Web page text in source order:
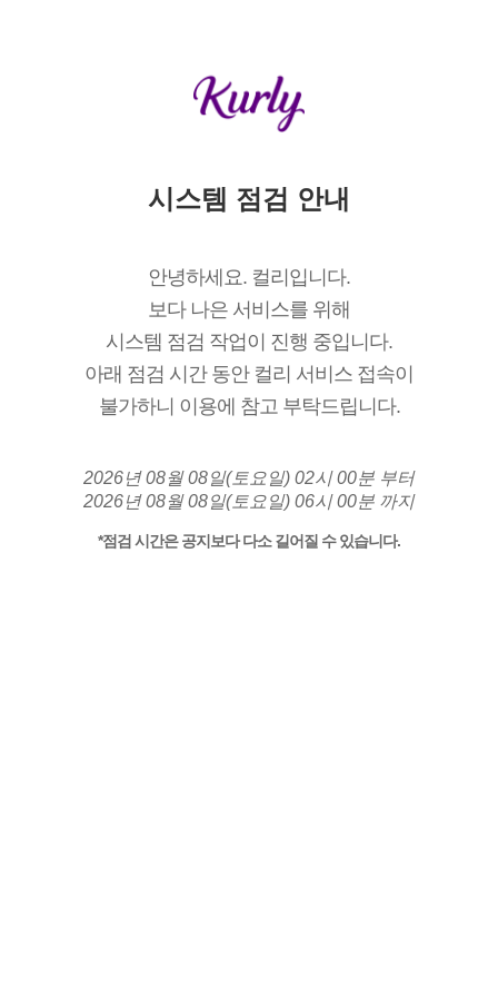
시스템 점검 안내
안녕하세요. 컬리입니다.
보다 나은 서비스를 위해
시스템 점검 작업이 진행 중입니다.
아래 점검 시간 동안 컬리 서비스 접속이
불가하니 이용에 참고 부탁드립니다.
2026년 08월 08일(토요일) 02시 00분 부터
2026년 08월 08일(토요일) 06시 00분 까지
*점검 시간은 공지보다 다소 길어질 수 있습니다.